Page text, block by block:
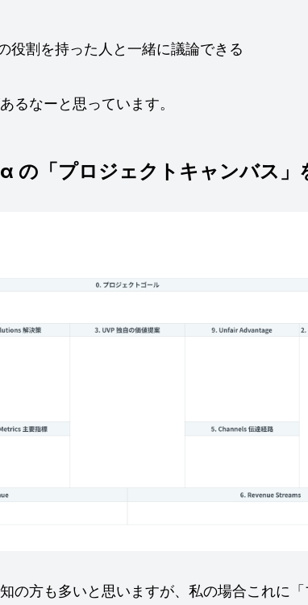
役割を持った人と一緒に議論できる
るなーと思っています。
の「プロジェクトキャンバス」
の方も多いと思いますが、私の場合これに